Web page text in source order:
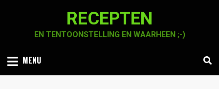
RECEPTEN
EN TENTOONSTELLING EN WAARHEEN ;-)
MENU